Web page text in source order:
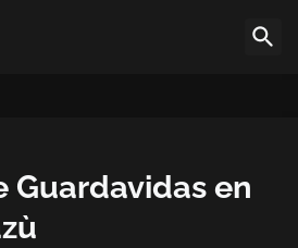
Guardavidas en